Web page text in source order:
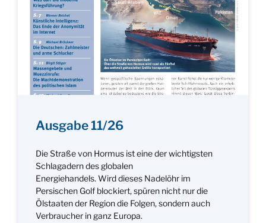
Ausgabe 11/26
Die Straße von Hormus ist eine der wichtigsten
Schlagadern des globalen
Energiehandels. Wird dieses Nadelöhr im
Persischen Golf blockiert, spüren nicht nur die
Ölstaaten der Region die Folgen, sondern auch
Verbraucher in ganz Europa.